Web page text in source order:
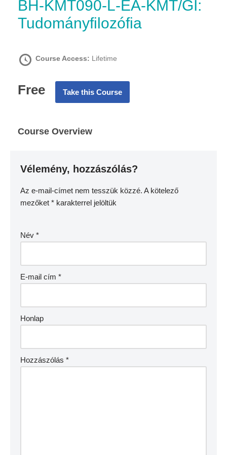
BH-KMT090-L-EA-KMT/GI:
Tudományfilozófia
Course Access: Lifetime
Free Take this Course
Course Overview
Vélemény, hozzászólás?
Az e-mail-címet nem tesszük közzé. A kötelező
mezőket * karakterrel jelöltük
Név *
E-mail cím *
Honlap
Hozzászólás *